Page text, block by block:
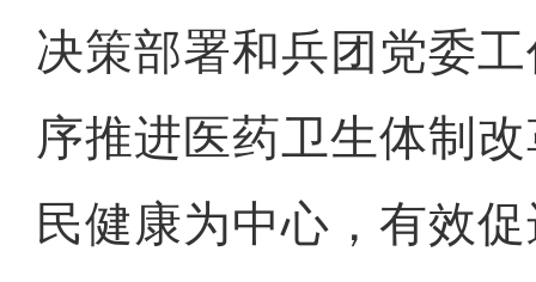
决策部署和兵团党委
序推进医药卫生体制
民健康为中心，有效